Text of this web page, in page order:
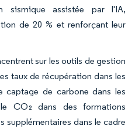
sismique assistée par l'IA,
de 20 % et renforçant leur
sur les outils de gestion
taux de récupération dans les
captage de carbone dans les
CO₂ dans des formations
supplémentaires dans le cadre